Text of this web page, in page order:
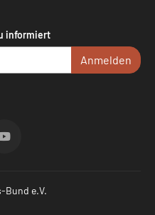
informiert
Anmelden
YouTube
Bund e.V.